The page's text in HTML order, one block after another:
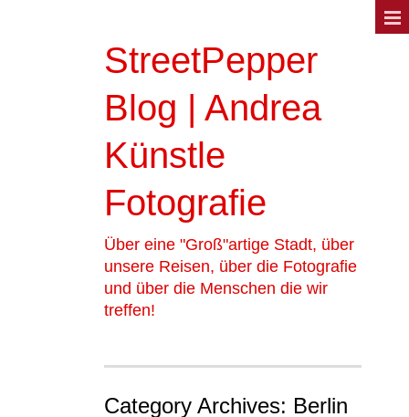
StreetPepper
Blog | Andrea
Künstle
Fotografie
Über eine "Groß"artige Stadt, über
unsere Reisen, über die Fotografie
und über die Menschen die wir
treffen!
Category Archives: Berlin